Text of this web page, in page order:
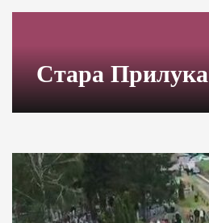
Стара Прилука